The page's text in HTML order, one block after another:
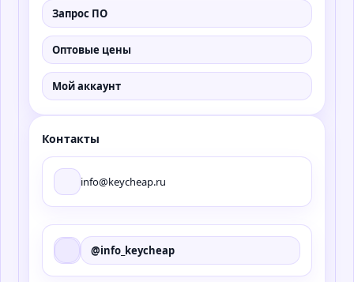
Запрос ПО
Оптовые цены
Мой аккаунт
Контакты
info@keycheap.ru
@info_keycheap